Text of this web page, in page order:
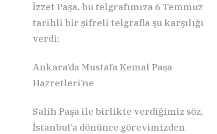
İzzet Paşa, bu telgrafımıza 6 Temmuz
tarihli bir şifreli telgrafla şu karşılığı
verdi:
Ankara’da Mustafa Kemal Paşa
Hazretleri’ne
Salih Paşa ile birlikte verdiğimiz söz,
İstanbul’a dönünce görevimizden